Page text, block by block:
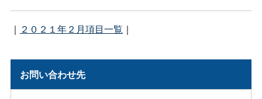
｜ ２０２１年２月項目一覧 ｜
お問い合わせ先